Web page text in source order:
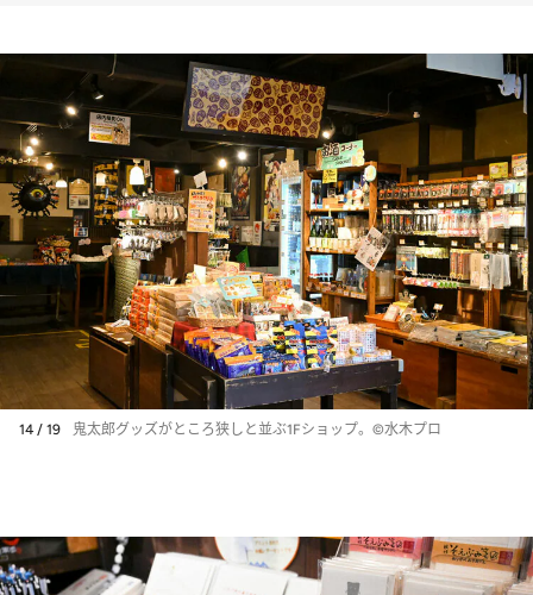
14 / 19 鬼太郎グッズがところ狭しと並ぶ1Fショップ。©水木プロ